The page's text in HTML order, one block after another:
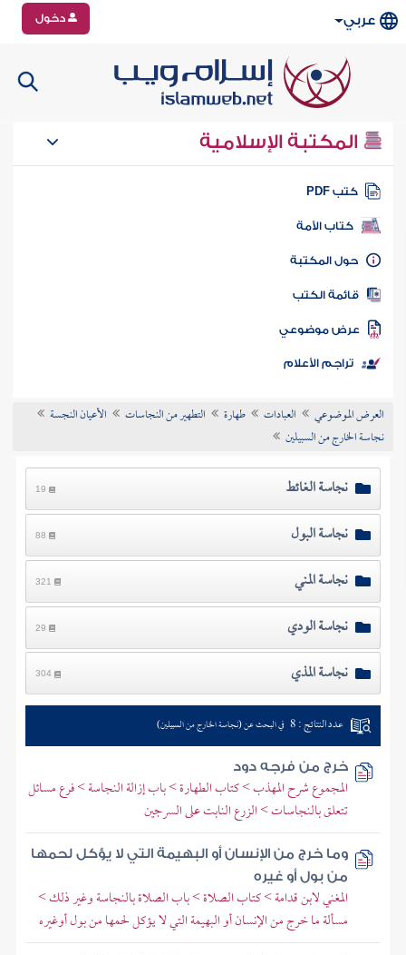
عربي دخول
المكتبة الإسلامية
كتب PDF
كتاب الأمة
المكتبة
الكتب
موضوعي
تراجم الأعلام
العرض الموضوعي العبادات طهارة التطهير من النجاسات
الأعيان النجسة
نجاسة الخارج من السبيلين
نجاسة الغائط 19
نجاسة البول 88
نجاسة المني 321
نجاسة الودي 29
نجاسة المذي 304
عدد النتائج : 8 في البحث عن (نجاسة الخارج من السبيلين)
خرج من فرجه دود
المجموع شرح المهذب > كتاب الطهارة > باب إزالة النجاسة > فرع مسائل
تتعلق بالنجاسات > الزرع النابت على السرجين
وما خرج من الإنسان أو البهيمة التي لا يؤكل لحمها
من بول أو غيره
المغني لابن قدامة > كتاب الصلاة > باب الصلاة بالنجاسة وغير ذلك >
مسألة ما خرج من الإنسان أو البهيمة التي لا يؤكل لحمها من بول أوغيره